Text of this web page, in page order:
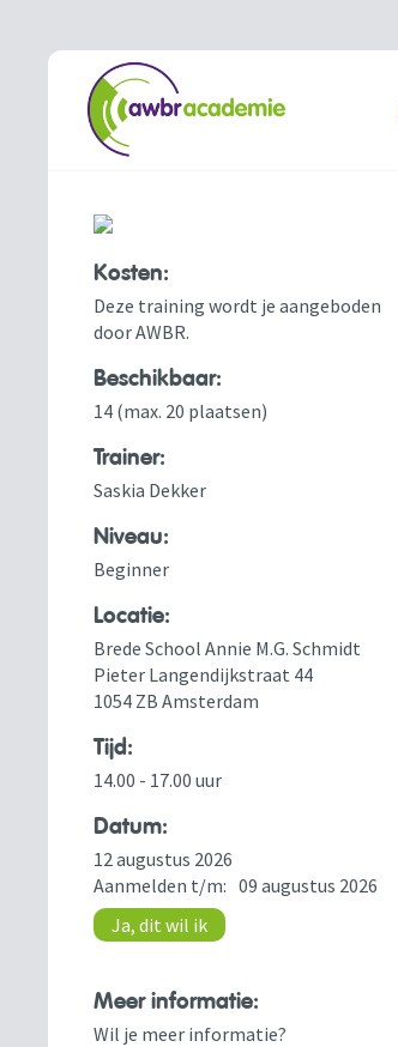
Kosten:
Deze training wordt je aangeboden
door AWBR.
Beschikbaar:
14 (max. 20 plaatsen)
Trainer:
Saskia Dekker
Niveau:
Beginner
Locatie:
Brede School Annie M.G. Schmidt
Pieter Langendijkstraat 44
1054 ZB Amsterdam
Tijd:
14.00 - 17.00 uur
Datum:
12 augustus 2026
Aanmelden t/m: 09 augustus 2026
Ja, dit wil ik
Meer informatie:
Wil je meer informatie?